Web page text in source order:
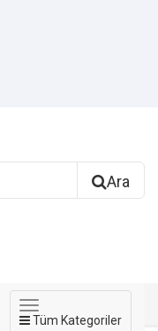
Ara
Tüm Kategoriler